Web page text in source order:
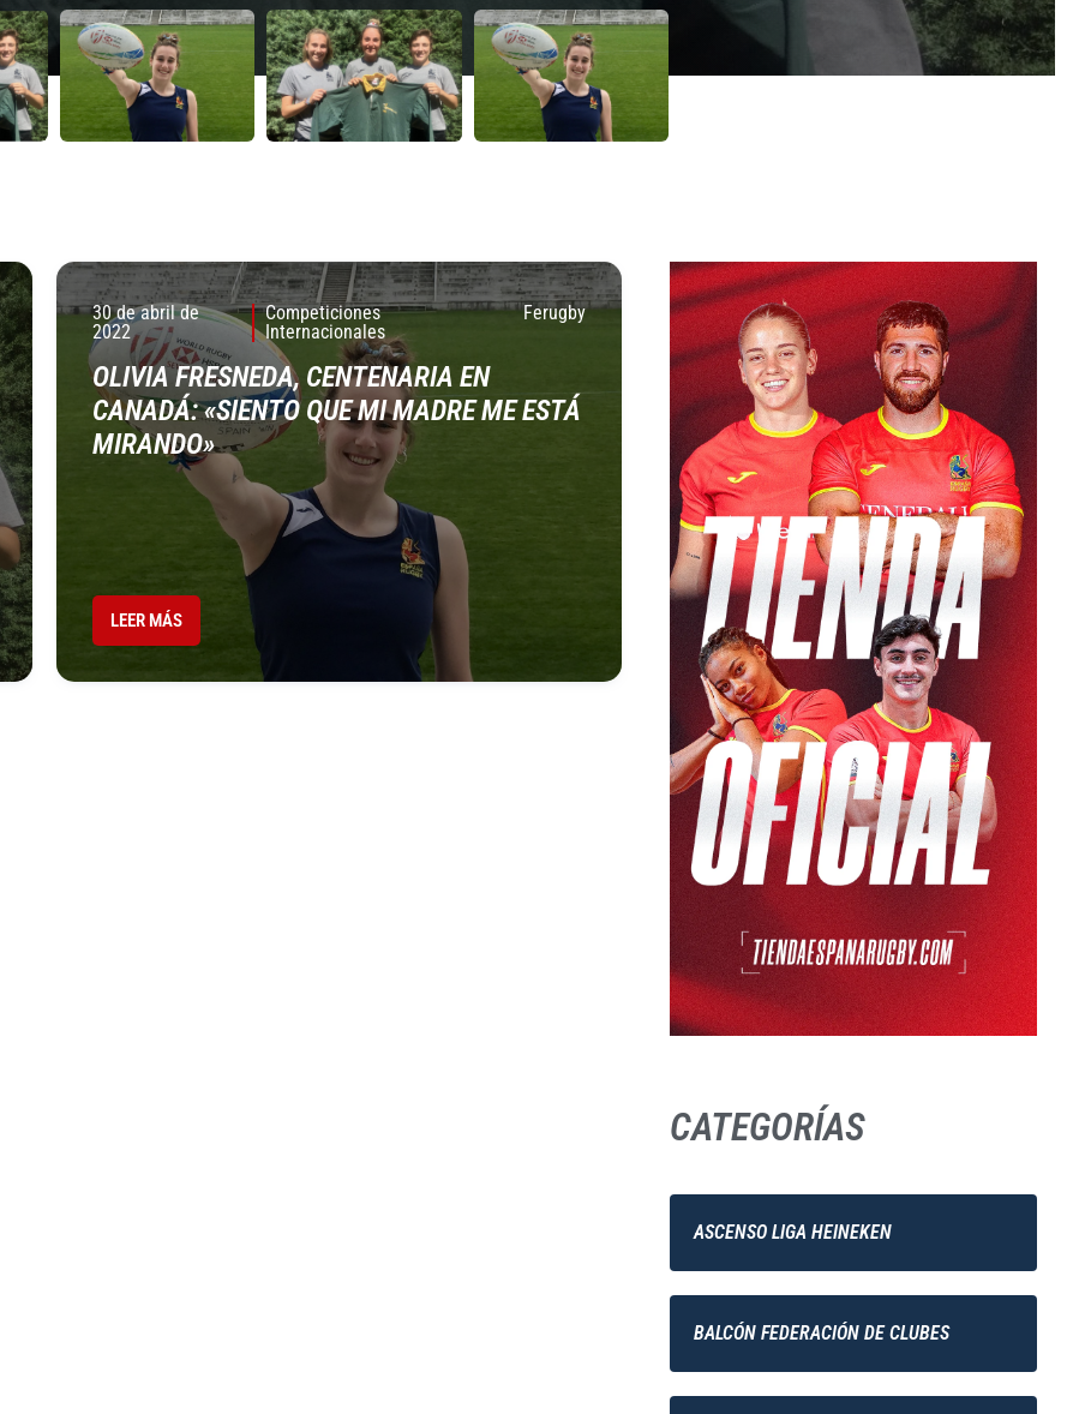
30 de abril de
2022
Competiciones
Internacionales
Ferugby
OLIVIA FRESNEDA, CENTENARIA EN
CANADÁ: «SIENTO QUE MI MADRE ME ESTÁ
MIRANDO»
LEER MÁS
CATEGORÍAS
ASCENSO LIGA HEINEKEN
BALCÓN FEDERACIÓN DE CLUBES